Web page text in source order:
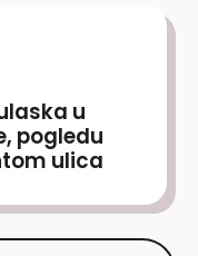
u
pogledu
ulica